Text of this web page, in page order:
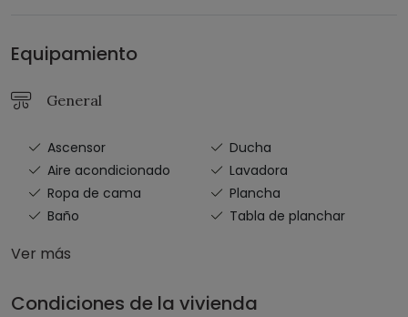
Equipamiento
General
Ascensor
Aire acondicionado
Ropa de cama
Baño
Ducha
Lavadora
Plancha
Tabla de planchar
Ver más
Condiciones de la vivienda